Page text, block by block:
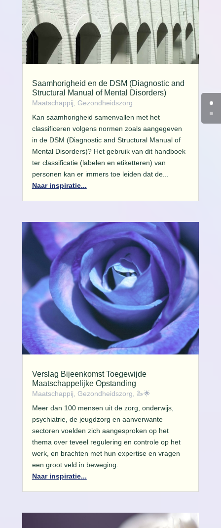
Saamhorigheid en de DSM (Diagnostic and
Structural Manual of Mental Disorders)
Maatschappij, Gezondheidszorg
Kan saamhorigheid samenvallen met het
classificeren volgens normen zoals aangegeven
in de DSM (Diagnostic and Structural Manual of
Mental Disorders)? Het gebruik van dit handboek
ter classificatie (labelen en etiketteren) van
personen kan er immers toe leiden dat de...
Naar inspiratie...
Verslag Bijeenkomst Toegewijde
Maatschappelijke Opstanding
Maatschappij, Gezondheidszorg, 🦢🌟
Meer dan 100 mensen uit de zorg, onderwijs,
psychiatrie, de jeugdzorg en aanverwante
sectoren voelden zich aangesproken op het
thema over teveel regulering en controle op het
werk, en brachten met hun expertise en vragen
een groot veld in beweging.
Naar inspiratie...